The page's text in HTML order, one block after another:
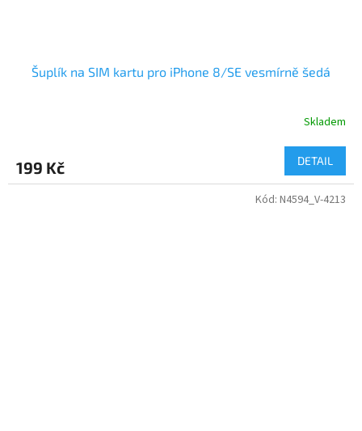
Šuplík na SIM kartu pro iPhone 8/SE vesmírně šedá
Skladem
199 Kč DETAIL
Kód: N4594_V-4213